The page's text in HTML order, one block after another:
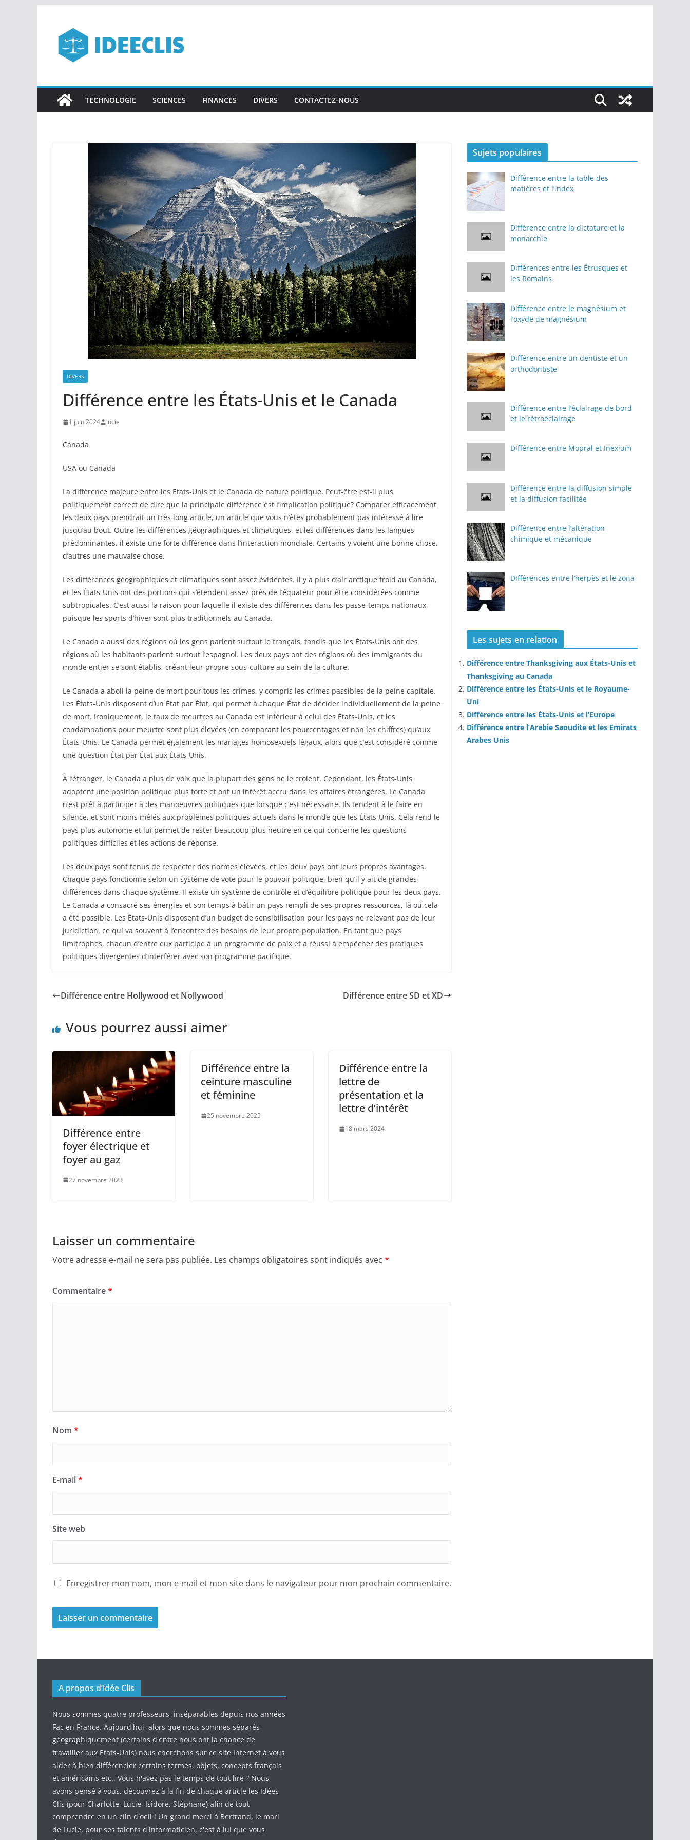
contenu
TECHNOLOGIE SCIENCES FINANCES DIVERS CONTACTEZ-NOUS
DIVERS
Différence entre les États-Unis et le Canada
1 juin 2024 lucie
Canada
USA ou Canada
La différence majeure entre les Etats-Unis et le Canada de nature politique. Peut-être est-il plus
politiquement correct de dire que la principale différence est l’implication politique? Comparer efficacement
les deux pays prendrait un très long article, un article que vous n’êtes probablement pas intéressé à lire
jusqu’au bout. Outre les différences géographiques et climatiques, et les différences dans les langues
prédominantes, il existe une forte différence dans l’interaction mondiale. Certains y voient une bonne chose,
d’autres une mauvaise chose.
Les différences géographiques et climatiques sont assez évidentes. Il y a plus d’air arctique froid au Canada,
et les États-Unis ont des portions qui s’étendent assez près de l’équateur pour être considérées comme
subtropicales. C’est aussi la raison pour laquelle il existe des différences dans les passe-temps nationaux,
puisque les sports d’hiver sont plus traditionnels au Canada.
Le Canada a aussi des régions où les gens parlent surtout le français, tandis que les États-Unis ont des
régions où les habitants parlent surtout l’espagnol. Les deux pays ont des régions où des immigrants du
monde entier se sont établis, créant leur propre sous-culture au sein de la culture.
Le Canada a aboli la peine de mort pour tous les crimes, y compris les crimes passibles de la peine capitale.
Les États-Unis disposent d’un État par État, qui permet à chaque État de décider individuellement de la peine
de mort. Ironiquement, le taux de meurtres au Canada est inférieur à celui des États-Unis, et les
condamnations pour meurtre sont plus élevées (en comparant les pourcentages et non les chiffres) qu’aux
États-Unis. Le Canada permet également les mariages homosexuels légaux, alors que c’est considéré comme
une question État par État aux États-Unis.
À l’étranger, le Canada a plus de voix que la plupart des gens ne le croient. Cependant, les États-Unis
adoptent une position politique plus forte et ont un intérêt accru dans les affaires étrangères. Le Canada
n’est prêt à participer à des manoeuvres politiques que lorsque c’est nécessaire. Ils tendent à le faire en
silence, et sont moins mêlés aux problèmes politiques actuels dans le monde que les États-Unis. Cela rend le
pays plus autonome et lui permet de rester beaucoup plus neutre en ce qui concerne les questions
politiques difficiles et les actions de réponse.
Les deux pays sont tenus de respecter des normes élevées, et les deux pays ont leurs propres avantages.
Chaque pays fonctionne selon un système de vote pour le pouvoir politique, bien qu’il y ait de grandes
différences dans chaque système. Il existe un système de contrôle et d’équilibre politique pour les deux pays.
Le Canada a consacré ses énergies et son temps à bâtir un pays rempli de ses propres ressources, là où cela
a été possible. Les États-Unis disposent d’un budget de sensibilisation pour les pays ne relevant pas de leur
juridiction, ce qui va souvent à l’encontre des besoins de leur propre population. En tant que pays
limitrophes, chacun d’entre eux participe à un programme de paix et a réussi à empêcher des pratiques
politiques divergentes d’interférer avec son programme pacifique.
Différence entre Hollywood et Nollywood Différence entre SD et XD
Vous pourrez aussi aimer
Différence entre
foyer électrique et
foyer au gaz
27 novembre 2023
Différence entre la
ceinture masculine
et féminine
25 novembre 2025
Différence entre la
lettre de
présentation et la
lettre d’intérêt
18 mars 2024
Laisser un commentaire
Votre adresse e-mail ne sera pas publiée. Les champs obligatoires sont indiqués avec *
Commentaire*
Nom *
E-mail*
Site web
Enregistrer mon nom, mon e-mail et mon site dans le navigateur pour mon prochain commentaire.
Sujets populaires
Différence entre la table des
matières et l’index
Différence entre la dictature et la
monarchie
Différences entre les Étrusques et
les Romains
Différence entre le magnésium et
l’oxyde de magnésium
Différence entre un dentiste et un
orthodontiste
Différence entre l’éclairage de bord
et le rétroéclairage
Différence entre Mopral et Inexium
Différence entre la diffusion simple
et la diffusion facilitée
Différence entre l’altération
chimique et mécanique
Différences entre l’herpès et le zona
Les sujets en relation
Différence entre Thanksgiving aux États-Unis et
Thanksgiving au Canada
Différence entre les États-Unis et le Royaume-
Uni
Différence entre les États-Unis et l’Europe
Différence entre l’Arabie Saoudite et les Emirats
Arabes Unis
A propos d’idée Clis
Nous sommes quatre professeurs, inséparables depuis nos années
Fac en France. Aujourd'hui, alors que nous sommes séparés
géographiquement (certains d'entre nous ont la chance de
travailler aux Etats-Unis) nous cherchons sur ce site Internet à vous
aider à bien différencier certains termes, objets, concepts français
et américains etc.. Vous n'avez pas le temps de tout lire ? Nous
avons pensé à vous, découvrez à la fin de chaque article les Idées
Clis (pour Charlotte, Lucie, Isidore, Stéphane) afin de tout
comprendre en un clin d'oeil ! Un grand merci à Bertrand, le mari
de Lucie, pour ses talents d'informaticien, c'est à lui que vous